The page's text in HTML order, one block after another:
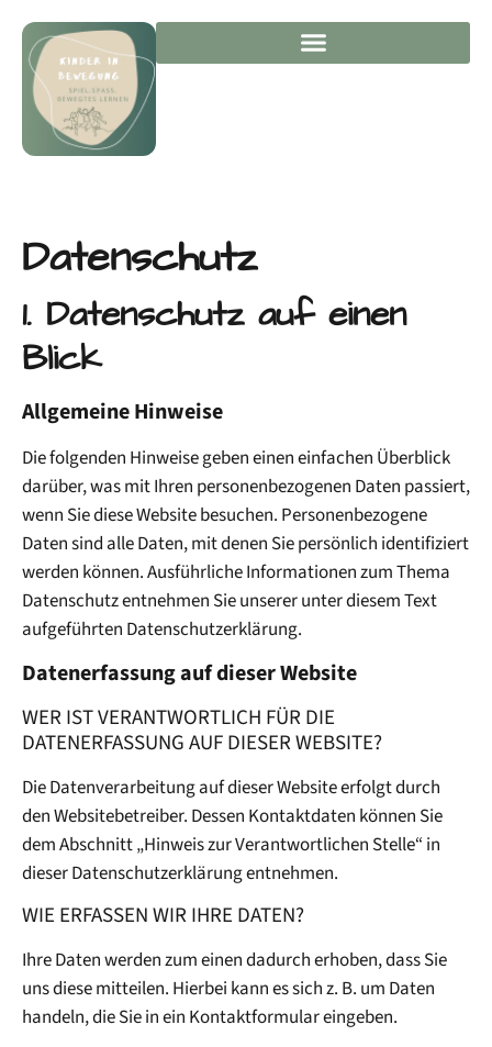
Datenschutz
1. Datenschutz auf einen
Blick
Allgemeine Hinweise
Die folgenden Hinweise geben einen einfachen Überblick
darüber, was mit Ihren personenbezogenen Daten passiert,
wenn Sie diese Website besuchen. Personenbezogene
Daten sind alle Daten, mit denen Sie persönlich identifiziert
werden können. Ausführliche Informationen zum Thema
Datenschutz entnehmen Sie unserer unter diesem Text
aufgeführten Datenschutzerklärung.
Datenerfassung auf dieser Website
WER IST VERANTWORTLICH FÜR DIE
DATENERFASSUNG AUF DIESER WEBSITE?
Die Datenverarbeitung auf dieser Website erfolgt durch
den Websitebetreiber. Dessen Kontaktdaten können Sie
dem Abschnitt „Hinweis zur Verantwortlichen Stelle“ in
dieser Datenschutzerklärung entnehmen.
WIE ERFASSEN WIR IHRE DATEN?
Ihre Daten werden zum einen dadurch erhoben, dass Sie
uns diese mitteilen. Hierbei kann es sich z. B. um Daten
handeln, die Sie in ein Kontaktformular eingeben.